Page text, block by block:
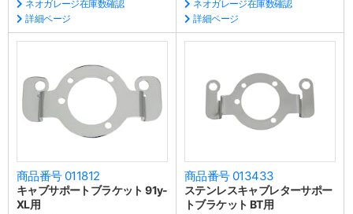
ネオガレージ在庫数確認
詳細ページ
ネオガレージ在庫数確認
詳細ページ
商品番号 011812
キャブサポートブラケット 91y-
XL用
商品番号 013433
ステンレスキャブレターサポー
トブラケット BT用